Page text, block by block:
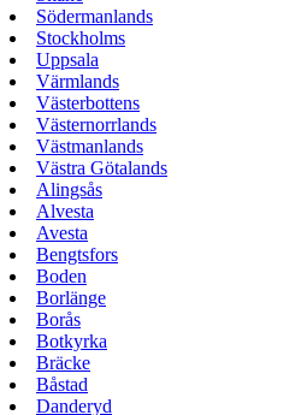
Södermanlands
Stockholms
Uppsala
Värmlands
Västerbottens
Västernorrlands
Västmanlands
Västra Götalands
Alingsås
Alvesta
Avesta
Bengtsfors
Boden
Borlänge
Borås
Botkyrka
Bräcke
Båstad
Danderyd